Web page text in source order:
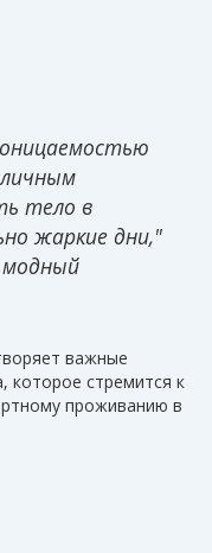
тело в
жаркие дни,"
важные
которое стремится к
проживанию в